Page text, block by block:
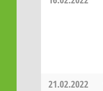
21.02.2022